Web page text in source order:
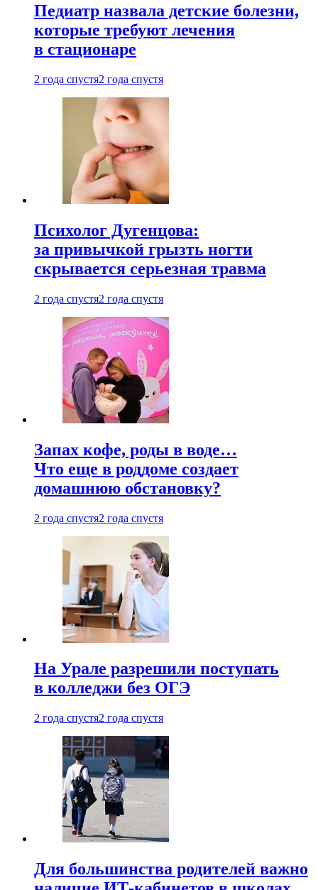
Педиатр назвала детские болезни,
которые требуют лечения
в стационаре
2 года спустя2 года спустя
Психолог Дугенцова:
за привычкой грызть ногти
скрывается серьезная травма
2 года спустя2 года спустя
Запах кофе, роды в воде…
Что еще в роддоме создает
домашнюю обстановку?
2 года спустя2 года спустя
На Урале разрешили поступать
в колледжи без ОГЭ
2 года спустя2 года спустя
Для большинства родителей важно